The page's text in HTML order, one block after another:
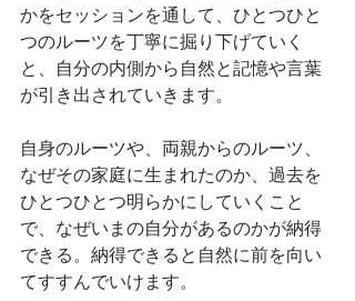
かをセッションを通して、ひとつひと
つのルーツを丁寧に掘り下げていく
と、自分の内側から自然と記憶や言葉
が引き出されていきます。
自身のルーツや、両親からのルーツ、
なぜその家庭に生まれたのか、過去を
ひとつひとつ明らかにしていくこと
で、なぜいまの自分があるのかが納得
できる。納得できると自然に前を向い
てすすんでいけます。